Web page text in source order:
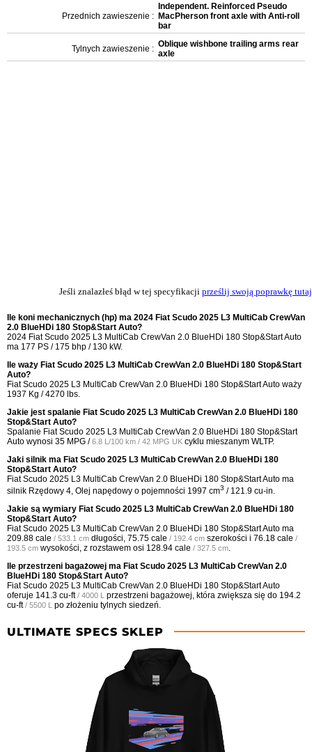
Przednich zawieszenie :
Independent. Reinforced Pseudo
MacPherson front axle with Anti-roll
bar
Tylnych zawieszenie : Oblique wishbone trailing arms rear
axle
Jeśli znalazłeś błąd w tej specyfikacji prześlij swoją poprawkę tutaj
Ile koni mechanicznych (hp) ma 2024 Fiat Scudo 2025 L3 MultiCab CrewVan
2.0 BlueHDi 180 Stop&Start Auto?
2024 Fiat Scudo 2025 L3 MultiCab CrewVan 2.0 BlueHDi 180 Stop&Start Auto
ma 177 PS / 175 bhp / 130 kW.
Ile waży Fiat Scudo 2025 L3 MultiCab CrewVan 2.0 BlueHDi 180 Stop&Start
Auto?
Fiat Scudo 2025 L3 MultiCab CrewVan 2.0 BlueHDi 180 Stop&Start Auto waży
1937 Kg / 4270 lbs.
Jakie jest spalanie Fiat Scudo 2025 L3 MultiCab CrewVan 2.0 BlueHDi 180
Stop&Start Auto?
Spalanie Fiat Scudo 2025 L3 MultiCab CrewVan 2.0 BlueHDi 180 Stop&Start
Auto wynosi 35 MPG /6.8 L/100 km / 42 MPG UK cyklu mieszanym WLTP.
Jaki silnik ma Fiat Scudo 2025 L3 MultiCab CrewVan 2.0 BlueHDi 180
Stop&Start Auto?
Fiat Scudo 2025 L3 MultiCab CrewVan 2.0 BlueHDi 180 Stop&Start Auto ma
silnik Rzędowy 4, Olej napędowy o pojemności 1997 cm3 / 121.9 cu-in.
Jakie są wymiary Fiat Scudo 2025 L3 MultiCab CrewVan 2.0 BlueHDi 180
Stop&Start Auto?
Fiat Scudo 2025 L3 MultiCab CrewVan 2.0 BlueHDi 180 Stop&Start Auto ma
209.88 cale / 533.1 cm długości, 75.75 cale / 192.4 cm szerokości i 76.18 cale /
193.5 cm wysokości, z rozstawem osi 128.94 cale / 327.5 cm.
Ile przestrzeni bagażowej ma Fiat Scudo 2025 L3 MultiCab CrewVan 2.0
BlueHDi 180 Stop&Start Auto?
Fiat Scudo 2025 L3 MultiCab CrewVan 2.0 BlueHDi 180 Stop&Start Auto
oferuje 141.3 cu-ft / 4000 L przestrzeni bagażowej, która zwiększa się do 194.2
cu-ft / 5500 L po złożeniu tylnych siedzeń.
ULTIMATE SPECS SKLEP